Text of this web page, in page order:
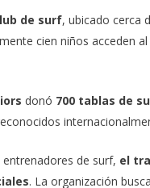
de surf, ubicado cerca
cien niños acceden
donó 700 tablas de
de surf, el
. La organización